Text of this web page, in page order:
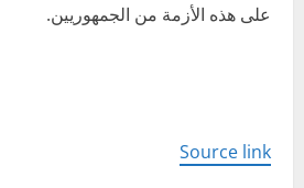
على هذه الأزمة من الجمهوريين.
Source link